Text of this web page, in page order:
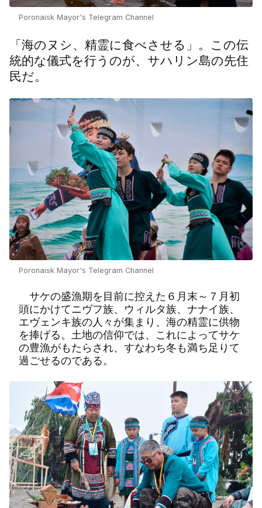
Poronaisk Mayor's Telegram Channel
「海のヌシ、精霊に食べさせる」。この伝
統的な儀式を行うのが、サハリン島の先住
民だ。
Poronaisk Mayor's Telegram Channel
サケの盛漁期を目前に控えた６月末～７月初
頭にかけてニヴフ族、ウィルタ族、ナナイ族、
エヴェンキ族の人々が集まり、海の精霊に供物
を捧げる。土地の信仰では、これによってサケ
の豊漁がもたらされ、すなわち冬も満ち足りて
過ごせるのである。